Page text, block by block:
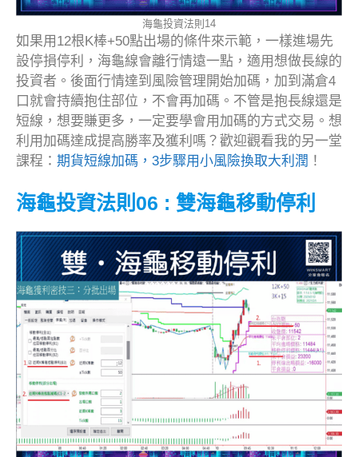
海龜投資法則14
如果用12根K棒+50點出場的條件來示範，一樣進場先
設停損停利，海龜線會離行情遠一點，適用想做長線的
投資者。後面行情達到風險管理開始加碼，加到滿倉4
口就會持續抱住部位，不會再加碼。不管是抱長線還是
短線，想要賺更多，一定要學會用加碼的方式交易。想
利用加碼達成提高勝率及獲利嗎？歡迎觀看我的另一堂
課程： 期貨短線加碼，3步驟用小風險換取大利潤 ！
海龜投資法則06 : 雙海龜移動停利